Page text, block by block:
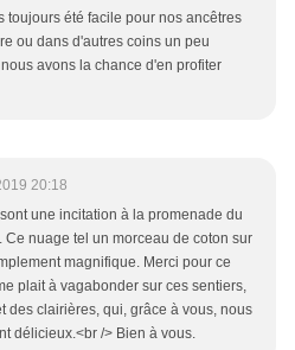
toujours été facile pour nos ancêtres
ou dans d'autres coins un peu
avons la chance d'en profiter
20:18
une incitation à la promenade du
Ce nuage tel un morceau de coton sur
magnifique. Merci pour ce
plait à vagabonder sur ces sentiers,
des clairières, qui, grâce à vous, nous
délicieux.<br /> Bien à vous.